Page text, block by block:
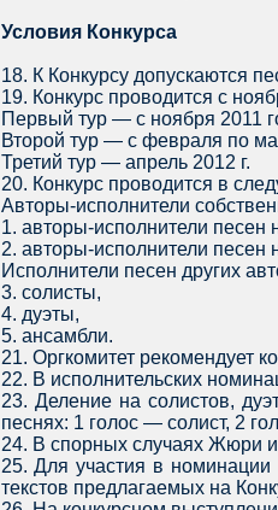
Условия Конкурса
18. К Конкурсу допускаются
19. Конкурс проводится с
Первый тур — с ноября 2011
Второй тур — с февраля по
Третий тур — апрель 2012 г.
20. Конкурс проводится в
Авторы-исполнители
1. авторы-исполнители песен
2. авторы-исполнители песен
Исполнители песен других
3. солисты,
4. дуэты,
5. ансамбли.
21. Оргкомитет рекомендует
22. В исполнительских
23. Деление на солистов,
песнях: 1 голос — солист, 2
24. В спорных случаях Жюри
25. Для участия в номинации
текстов предлагаемых на